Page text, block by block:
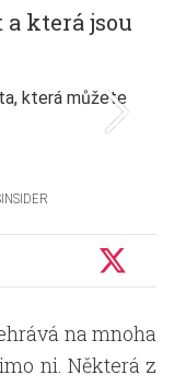
která jsou
na mnoha
ni. Některá z